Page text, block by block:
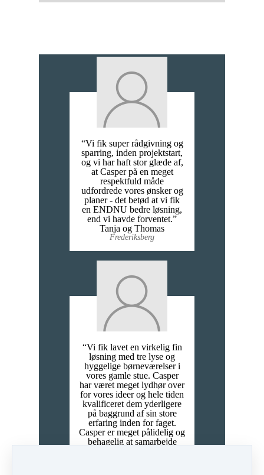
“Vi fik super rådgivning og
sparring, inden projektstart,
og vi har haft stor glæde af,
at Casper på en meget
respektfuld måde
udfordrede vores ønsker og
planer - det betød at vi fik
en ENDNU bedre løsning,
end vi havde forventet.”
Tanja og Thomas
Frederiksberg
“Vi fik lavet en virkelig fin
løsning med tre lyse og
hyggelige børneværelser i
vores gamle stue. Casper
har været meget lydhør over
for vores ideer og hele tiden
kvalificeret dem yderligere
på baggrund af sin store
erfaring inden for faget.
Casper er meget pålidelig og
behagelig at samarbejde